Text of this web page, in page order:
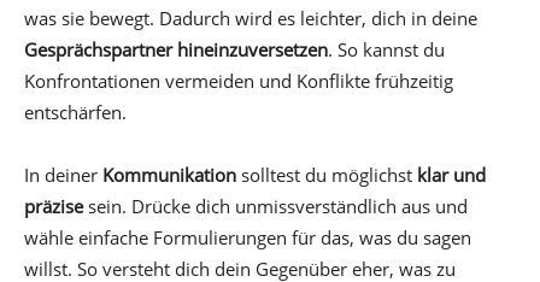
was sie bewegt. Dadurch wird es leichter, dich in deine
Gesprächspartner hineinzuversetzen. So kannst du
Konfrontationen vermeiden und Konflikte frühzeitig
entschärfen.
In deiner Kommunikation solltest du möglichst klar und
präzisesein. Drücke dich unmissverständlich aus und
wähle einfache Formulierungen für das, was du sagen
willst. So versteht dich dein Gegenüber eher, was zu